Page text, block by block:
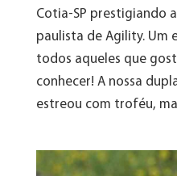
Cotia-SP prestigiando
paulista de Agility. Um
todos aqueles que
conhecer! A nossa
estreou com troféu,